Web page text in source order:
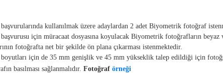
başvurularında kullanılmak üzere adaylardan 2 adet Biyometrik fotoğraf
başvurusu için müracaat dosyasına koyulacak Biyometrik fotoğrafların
fotoğrafta net bir şekilde ön plana çıkarması istenmektedir.
için de 35 mm genişlik ve 45 mm yükseklik talep edildiği için
basılması sağlanmalıdır. Fotoğraf örneği